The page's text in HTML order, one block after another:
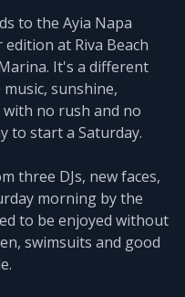
to the Ayia Napa
at Riva Beach
It's a different
sunshine,
no rush and no
to start a Saturday.
three DJs, new faces,
morning by the
to be enjoyed without
swimsuits and good